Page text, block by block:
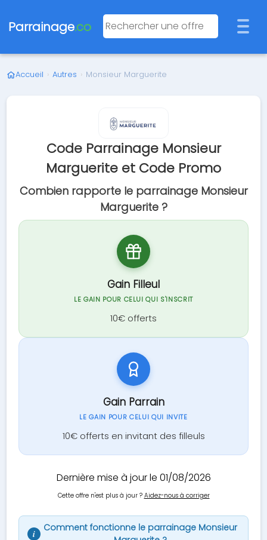
Parrainage.co
Accueil › Autres › Monsieur Marguerite
Code Parrainage Monsieur
Marguerite et Code Promo
Combien rapporte le parrainage Monsieur
Marguerite ?
Gain Filleul
LE GAIN POUR CELUI QUI S'INSCRIT
10€ offerts
Gain Parrain
LE GAIN POUR CELUI QUI INVITE
10€ offerts en invitant des filleuls
Dernière mise à jour le 01/08/2026
Cette offre n'est plus à jour ? Aidez-nous à corriger
i
Comment fonctionne le parrainage Monsieur